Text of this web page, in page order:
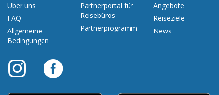
Über uns
FAQ
Allgemeine
Bedingungen
Partnerportal für
Reisebüros
Partnerprogramm
Angebote
Reiseziele
News